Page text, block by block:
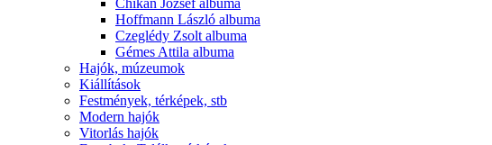
Hoffmann László albuma
Czeglédy Zsolt albuma
Gémes Attila albuma
Hajók, múzeumok
Kiállítások
Festmények, térképek, stb
Modern hajók
Vitorlás hajók